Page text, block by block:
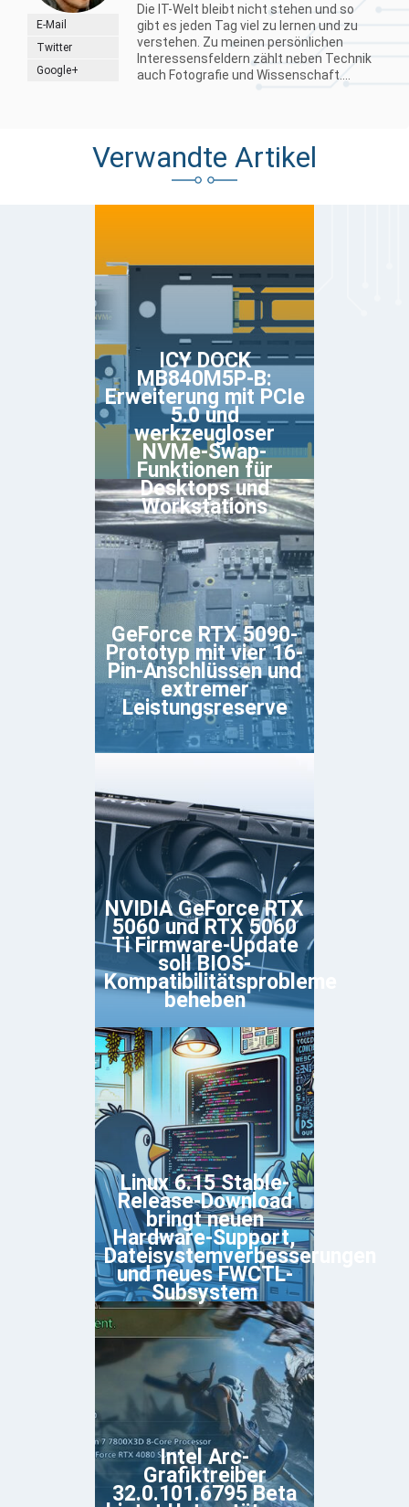
E-Mail
Twitter
Google+
Die IT-Welt bleibt nicht stehen und so
gibt es jeden Tag viel zu lernen und zu
verstehen. Zu meinen persönlichen
Interessensfeldern zählt neben Technik
auch Fotografie und Wissenschaft....
Verwandte Artikel
ICY DOCK
MB840M5P-B:
Erweiterung mit PCIe
5.0 und
werkzeugloser
NVMe-Swap-
Funktionen für
Desktops und
Workstations
GeForce RTX 5090-
Prototyp mit vier 16-
Pin-Anschlüssen und
extremer
Leistungsreserve
NVIDIA GeForce RTX
5060 und RTX 5060
Ti Firmware-Update
soll BIOS-
Kompatibilitätsprobleme
beheben
Linux 6.15 Stable-
Release-Download
bringt neuen
Hardware-Support,
Dateisystemverbesserungen
und neues FWCTL-
Subsystem
Intel Arc-
Grafiktreiber
32.0.101.6795 Beta